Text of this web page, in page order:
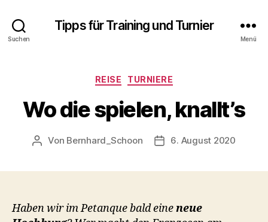
Suchen
Tipps für Training und Turnier
Menü
Kategorien
REISE TURNIERE
Wo die spielen, knallt’s
Beitragsautor
Von Bernhard_Schoon Veröffentlichungsdatum
6. August 2020
Haben wir im Petanque bald eineneue